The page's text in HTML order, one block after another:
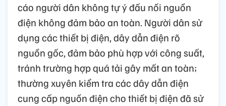
cáo người dân không tự ý đấu nối nguồn
điện không đảm bảo an toàn. Người dân sử
dụng các thiết bị điện, dây dẫn điện rõ
nguồn gốc, đảm bảo phù hợp với công suất,
tránh trường hợp quá tải gây mất an toàn;
thường xuyên kiểm tra các dây dẫn điện
cung cấp nguồn điện cho thiết bị điện đã sử